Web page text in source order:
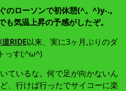
のローソンで初休憩(^。^)y-.。
も気温上昇の予感がしたぞ。
RIDE以来、実に3ヶ月ぶりのダ
っす(;^ω^)
ているな。何で足が向かないん
、行けば行ったでサイコーに楽